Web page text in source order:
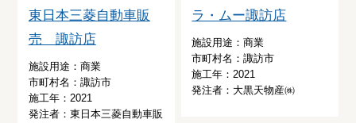
東日本三菱自動車販
売 諏訪店
施設用途：商業
市町村名：諏訪市
施工年：2021
発注者：東日本三菱自動車販
ラ・ムー諏訪店
施設用途：商業
市町村名：諏訪市
施工年：2021
発注者：大黒天物産㈱